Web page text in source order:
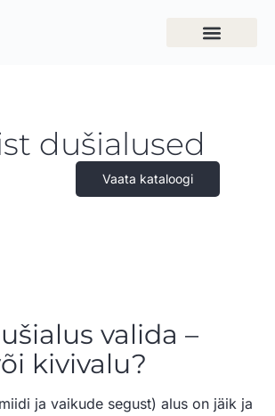
dušialused
Vaata kataloogi
valida –
kivivalu?
ja vaikude segust) alus on jäik ja